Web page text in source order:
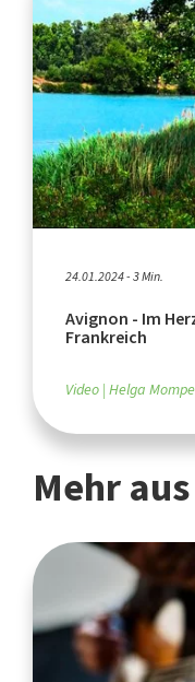
24.01.2024 - 3 Min.
Avignon - Im
Frankreich
Video Helga
Mehr